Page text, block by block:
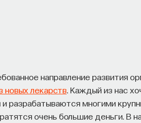
направление развития
новых лекарств . Каждый из нас
разрабатываются многими
очень большие деньги. В